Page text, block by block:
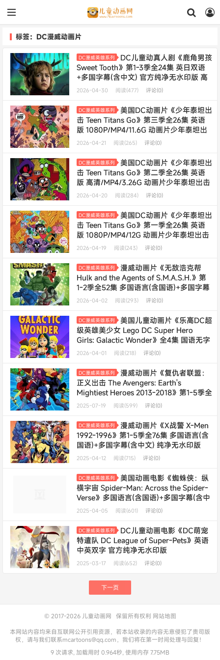
标签：DC漫威动画片
DC漫威英雄系列
DC儿童动真人剧《鹿角男孩
Sweet Tooth》第1-3季全24集 英日双语
+多国字幕(含中文) 官方纯净无水印版 高
码1080P/MKV/34.2G 动画片鹿角男孩下
年会员专享
2026-04-30 阅读(477) 评论(0)
DC漫威英雄系列
美国DC动画片《少年泰坦出
击 Teen Titans Go》第三季全26集 英语
版 1080P/MP4/11.6G 动画片少年泰坦出
击全集下载
2026-04-21 阅读(265) 评论(0)
DC漫威英雄系列
美国DC动画片《少年泰坦出
击 Teen Titans Go》第二季全26集 英语
版 高清/MP4/3.26G 动画片少年泰坦出击
全集下载
2026-04-20 阅读(284) 评论(0)
DC漫威英雄系列
美国DC动画片《少年泰坦出
击 Teen Titans Go》第一季全26集 英语
版 1080P/MP4/12G 动画片少年泰坦出击
全集下载
2026-04-19 阅读(243) 评论(0)
DC漫威英雄系列
漫威动画片《无敌浩克帮
Hulk and the Agents of S.M.A.S.H.》第
1-2季全52集 多国语言(含国语)+多国字幕
(含中文) 纯净无水印版 720P/MKV/53.4G
2026-04-02 阅读(293) 评论(0)
DC漫威英雄系列
美国儿童动画片《乐高DC超
级英雄美少女 Lego DC Super Hero
Girls: Galactic Wonder》全4集 国语无字
纯净无水印版 4K超清/2160P/MP4/688M
2026-04-01 阅读(218) 评论(0)
DC漫威英雄系列
漫威动画片《复仇者联盟：
正义出击 The Avengers: Earth's
Mightiest Heroes 2013-2018》第1-5季全
127集 多国语言(含国语)+多国字幕(含中
片复仇者联盟下载---终身会员专享
2025-07-19 阅读(599) 评论(0)
DC漫威英雄系列
漫威动画片《X战警 X-Men
1992-1996》第1-5季全76集 多国语言(含
国语)+多国字幕(含中文) 纯净无水印版
480P/MKV/32G 动画片X战警下载---
2025-04-12 阅读(715) 评论(0)
DC漫威英雄系列
美国动画电影《蜘蛛侠：纵
横宇宙 Spider-Man: Across the Spider-
Verse》多国语言(含国语)+多国字幕(含中
文) 官方纯净无水印版 540P/MKV/5.85G
2025-04-05 阅读(601) 评论(0)
DC漫威英雄系列
DC儿童动画电影《DC萌宠
特遣队 DC League of Super-Pets》英语
中英双字 官方纯净无水印版
1080P/MKV/2.38G 动画片DC萌宠特遣队
2025-03-17 阅读(652) 评论(0)
下一页
© 2017-2026 儿童动画网 保留所有权利 网站地图
本网站内容均来自互联网公开引用资源，若本站收录的内容无意侵犯了贵司版
权，请与我们联系mcartoons@qq.com，我们将在第一时间处理与回复！
9 次请求, 加载用时 0.964秒, 使用内存 7.75MB